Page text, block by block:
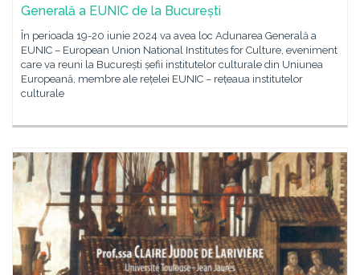
Generală a EUNIC de la București
În perioada 19-20 iunie 2024 va avea loc Adunarea Generală a
EUNIC – European Union National Institutes for Culture, eveniment
care va reuni la București șefii institutelor culturale din Uniunea
Europeană, membre ale rețelei EUNIC – rețeaua institutelor
culturale